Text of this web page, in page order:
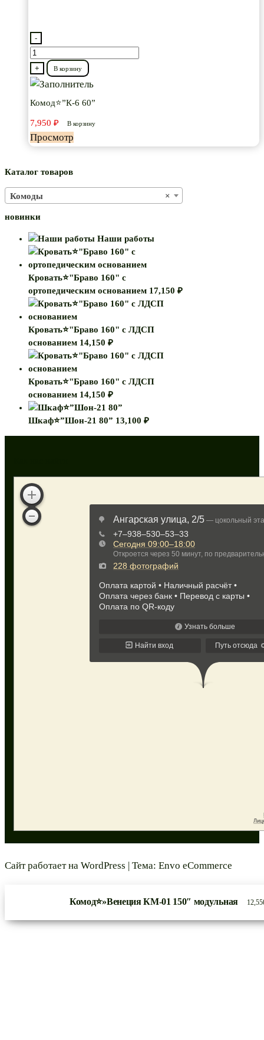
-
Количество
товара
Комод⭐”К-6
+ В корзину
Комод⭐”К-6 60”
7,950 ₽ В корзину
Просмотр
Каталог товаров
×
Комоды
новинки
Наши работы
Кровать⭐"Браво 160" с
ортопедическим основанием 17,150 ₽
Кровать⭐"Браво 160" с ЛДСП
основанием 14,150 ₽
Кровать⭐"Браво 160" с ЛДСП
основанием 14,150 ₽
Шкаф⭐”Шон-21 80” 13,100 ₽
Сайт работает на WordPress | Тема: Envo eCommerce
Комод⭐»Венеция КМ-01 150″ модульная